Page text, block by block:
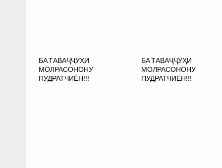
БА ТАВАҶҶУҲИ
МОЛРАСОНОНУ
ПУДРАТЧИЁН!!!
БА ТАВАҶҶУҲИ
МОЛРАСОНОНУ
ПУДРАТЧИЁН!!!